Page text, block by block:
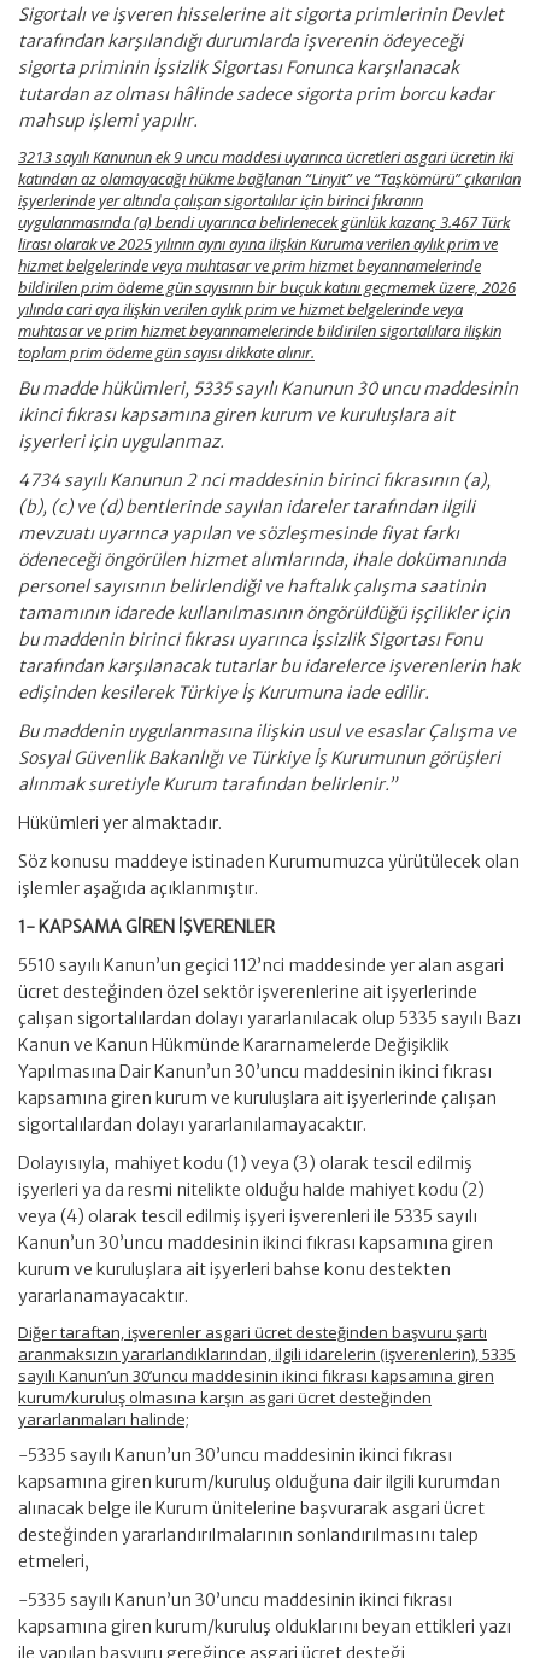
Sigortalı ve işveren hisselerine ait sigorta primlerinin Devlet
tarafından karşılandığı durumlarda işverenin ödeyeceği
sigorta priminin İşsizlik Sigortası Fonunca karşılanacak
tutardan az olması hâlinde sadece sigorta prim borcu kadar
mahsup işlemi yapılır.
3213 sayılı Kanunun ek 9 uncu maddesi uyarınca ücretleri asgari ücretin iki
katından az olamayacağı hükme bağlanan “Linyit” ve “Taşkömürü” çıkarılan
işyerlerinde yer altında çalışan sigortalılar için birinci fıkranın
uygulanmasında (a) bendi uyarınca belirlenecek günlük kazanç 3.467 Türk
lirası olarak ve 2025 yılının aynı ayına ilişkin Kuruma verilen aylık prim ve
hizmet belgelerinde veya muhtasar ve prim hizmet beyannamelerinde
bildirilen prim ödeme gün sayısının bir buçuk katını geçmemek üzere, 2026
yılında cari aya ilişkin verilen aylık prim ve hizmet belgelerinde veya
muhtasar ve prim hizmet beyannamelerinde bildirilen sigortalılara ilişkin
toplam prim ödeme gün sayısı dikkate alınır.
Bu madde hükümleri, 5335 sayılı Kanunun 30 uncu maddesinin
ikinci fıkrası kapsamına giren kurum ve kuruluşlara ait
işyerleri için uygulanmaz.
4734 sayılı Kanunun 2 nci maddesinin birinci fıkrasının (a),
(b), (c) ve (d) bentlerinde sayılan idareler tarafından ilgili
mevzuatı uyarınca yapılan ve sözleşmesinde fiyat farkı
ödeneceği öngörülen hizmet alımlarında, ihale dokümanında
personel sayısının belirlendiği ve haftalık çalışma saatinin
tamamının idarede kullanılmasının öngörüldüğü işçilikler için
bu maddenin birinci fıkrası uyarınca İşsizlik Sigortası Fonu
tarafından karşılanacak tutarlar bu idarelerce işverenlerin hak
edişinden kesilerek Türkiye İş Kurumuna iade edilir.
Bu maddenin uygulanmasına ilişkin usul ve esaslar Çalışma ve
Sosyal Güvenlik Bakanlığı ve Türkiye İş Kurumunun görüşleri
alınmak suretiyle Kurum tarafından belirlenir.”
Hükümleri yer almaktadır.
Söz konusu maddeye istinaden Kurumumuzca yürütülecek olan
işlemler aşağıda açıklanmıştır.
1- KAPSAMA GİREN İŞVERENLER
5510 sayılı Kanun’un geçici 112’nci maddesinde yer alan asgari
ücret desteğinden özel sektör işverenlerine ait işyerlerinde
çalışan sigortalılardan dolayı yararlanılacak olup 5335 sayılı Bazı
Kanun ve Kanun Hükmünde Kararnamelerde Değişiklik
Yapılmasına Dair Kanun’un 30’uncu maddesinin ikinci fıkrası
kapsamına giren kurum ve kuruluşlara ait işyerlerinde çalışan
sigortalılardan dolayı yararlanılamayacaktır.
Dolayısıyla, mahiyet kodu (1) veya (3) olarak tescil edilmiş
işyerleri ya da resmi nitelikte olduğu halde mahiyet kodu (2)
veya (4) olarak tescil edilmiş işyeri işverenleri ile 5335 sayılı
Kanun’un 30’uncu maddesinin ikinci fıkrası kapsamına giren
kurum ve kuruluşlara ait işyerleri bahse konu destekten
yararlanamayacaktır.
Diğer taraftan, işverenler asgari ücret desteğinden başvuru şartı
aranmaksızın yararlandıklarından, ilgili idarelerin (işverenlerin), 5335
sayılı Kanun’un 30’uncu maddesinin ikinci fıkrası kapsamına giren
kurum/kuruluş olmasına karşın asgari ücret desteğinden
yararlanmaları halinde;
-5335 sayılı Kanun’un 30’uncu maddesinin ikinci fıkrası
kapsamına giren kurum/kuruluş olduğuna dair ilgili kurumdan
alınacak belge ile Kurum ünitelerine başvurarak asgari ücret
desteğinden yararlandırılmalarının sonlandırılmasını talep
etmeleri,
-5335 sayılı Kanun’un 30’uncu maddesinin ikinci fıkrası
kapsamına giren kurum/kuruluş olduklarını beyan ettikleri yazı
ile yapılan başvuru gereğince asgari ücret desteği